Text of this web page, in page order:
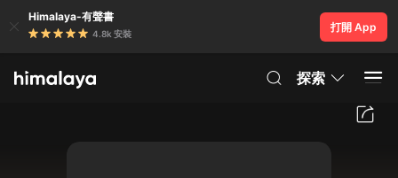
Himalaya-有聲書
4.8k 安裝
打開 App
探索